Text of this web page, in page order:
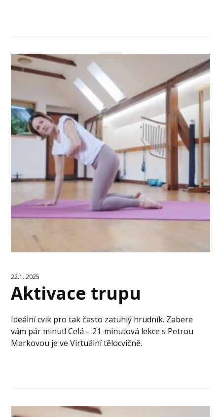
22.1. 2025
Aktivace trupu
Ideální cvik pro tak často zatuhlý hrudník. Zabere
vám pár minut! Celá – 21-minutová lekce s Petrou
Markovou je ve Virtuální tělocvičně.